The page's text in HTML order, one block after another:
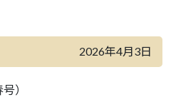
2026年4月3日
）